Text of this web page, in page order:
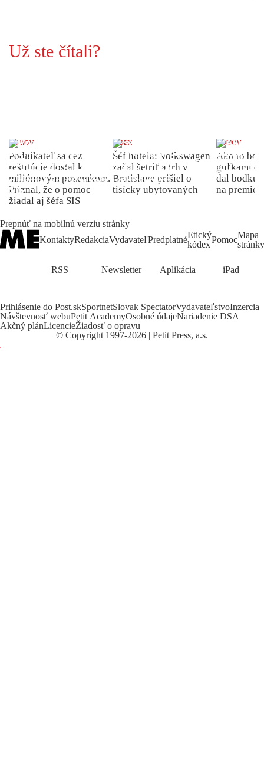
Už ste čítali?
DOMOV
Podnikateľ sa cez
reštitúcie dostal k
miliónovým pozemkom.
Priznal, že o pomoc
žiadal aj šéfa SIS
INDEX
Šéf hotela: Volkswagen
začal šetriť a trh v
Bratislave prišiel o
tisícky ubytovaných
DOMOV
Ako to
guľkami
dal bodku
na
Prepnúť na mobilnú verziu stránky
KontaktyRedakciaVydavateľPredplatnéEtický
kódexPomocMapa
stránky
RSS Newsletter Aplikácia iPad
Prihlásenie do Post.skSportnetSlovak SpectatorVydavateľstvoInzercia
Návštevnosť webuPetit AcademyOsobné údajeNariadenie DSA
Akčný plánLicencieŽiadosť o opravu
© Copyright 1997-2026 | Petit Press, a.s.